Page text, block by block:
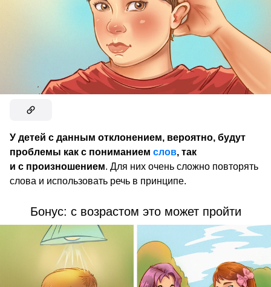
У детей с данным отклонением, вероятно, будут
проблемы как с пониманием слов, так
и с произношением. Для них очень сложно повторять
слова и использовать речь в принципе.
Бонус: с возрастом это может пройти